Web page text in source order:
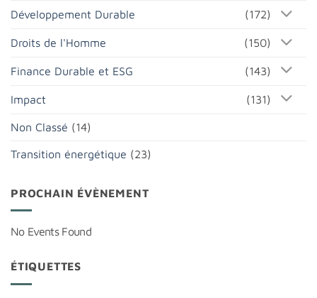
Développement Durable (172)
Droits de l'Homme (150)
Finance Durable et ESG (143)
Impact (131)
Non Classé (14)
Transition énergétique (23)
PROCHAIN ÉVÈNEMENT
No Events Found
ÉTIQUETTES